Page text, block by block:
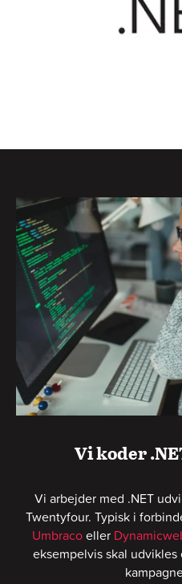
Vi koder
Vi arbejder med .NET
Twentyfour. Typisk i
Umbracoeller
eksempelvis skal